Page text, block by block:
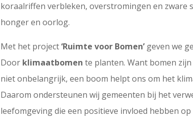
koraalriffen verbleken, overstromingen en
honger en oorlog.
Met het project‘Ruimte voor Bomen’geven we
Door klimaatbomen te planten. Want bomen
niet onbelangrijk, een boom helpt ons om het
Daarom ondersteunen wij gemeenten bij het
leefomgeving die een positieve invloed hebben